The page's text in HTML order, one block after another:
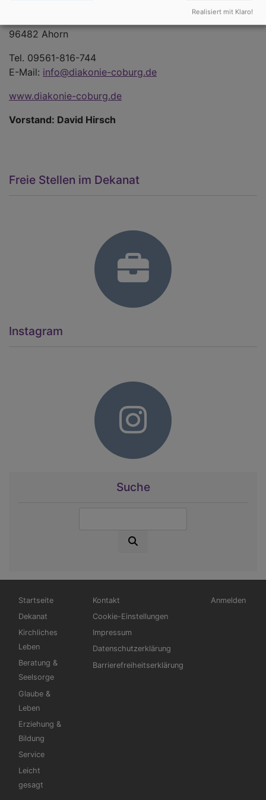
96482 Ahorn
Tel. 09561-816-744
E-Mail: info@diakonie-coburg.de
www.diakonie-coburg.de
Vorstand: David Hirsch
Freie Stellen im Dekanat
Instagram
Suche
Hauptnavigation
Startseite
Dekanat
Kirchliches
Leben
Beratung &
Seelsorge
Glaube &
Leben
Erziehung &
Bildung
Service
Leicht
gesagt
Fußbereichsmenü
Kontakt
Cookie-Einstellungen
Impressum
Datenschutzerklärung
Barrierefreiheitserklärung
Anmelden
Realisiert mit Klaro!